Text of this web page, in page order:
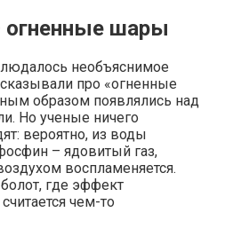
огненные шары
необъяснимое
про «огненные
образом появлялись над
Но ученые ничего
вероятно, из воды
– ядовитый газ,
воспламеняется.
где эффект
чем-то